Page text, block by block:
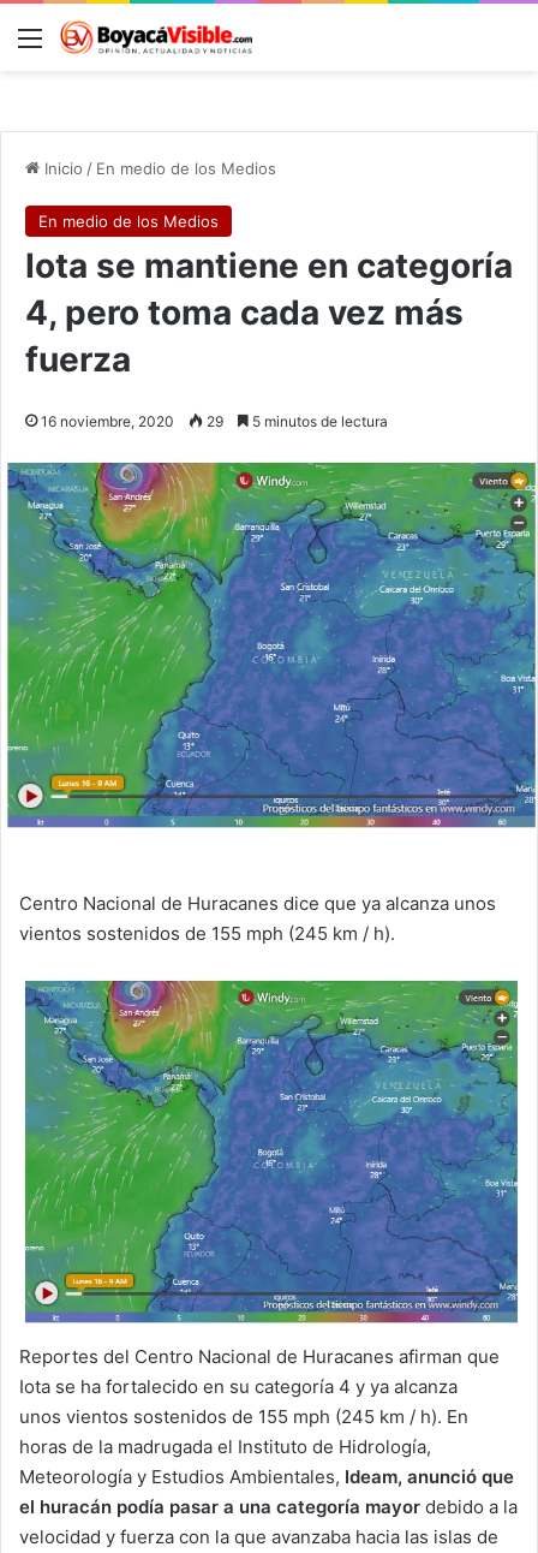
Menú
Inicio / En medio de los Medios
En medio de los Medios
Iota se mantiene en categoría
4, pero toma cada vez más
fuerza
16 noviembre, 2020 29 5 minutos de lectura
Centro Nacional de Huracanes dice que ya alcanza unos
vientos sostenidos de 155 mph (245 km / h).
Reportes del Centro Nacional de Huracanes afirman que
Iota se ha fortalecido en su categoría 4 y ya alcanza
unos vientos sostenidos de 155 mph (245 km / h). En
horas de la madrugada el Instituto de Hidrología,
Meteorología y Estudios Ambientales, Ideam, anunció que
el huracán podía pasar a una categoría mayor debido a la
velocidad y fuerza con la que avanzaba hacia las islas de